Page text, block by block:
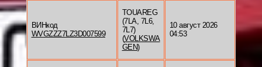
ВИНкод
WVGZZZ7LZ3D007599
TOUAREG
(7LA, 7L6,
7L7)
(VOLKSWA
GEN)
10 август 2026
04:53